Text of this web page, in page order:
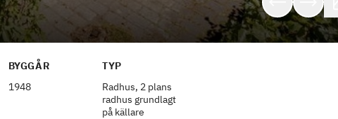
BYGGÅR
1948
TYP
Radhus, 2 plans
radhus grundlagt
på källare